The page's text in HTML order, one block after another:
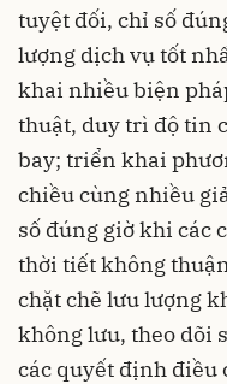
tuyệt đối, chỉ số
lượng dịch vụ tốt
khai nhiều biện
thuật, duy trì độ tin
bay; triển khai
chiều cùng nhiều
số đúng giờ khi các
thời tiết không
chặt chẽ lưu lượng
không lưu, theo dõi
các quyết định